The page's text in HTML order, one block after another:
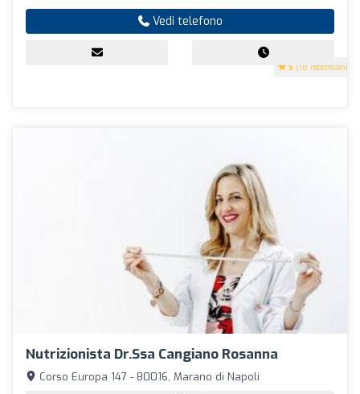
5 (18 recensioni)
Vedi telefono
Nutrizionista Dr.ssa Cangiano Rosanna
Corso Europa 147 - 80016, Marano di Napoli